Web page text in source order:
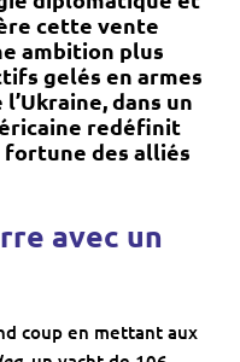
cette vente
ambition plus
gelés en armes
, dans un
redéfinit
fortune des alliés
avec un
coup en mettant aux